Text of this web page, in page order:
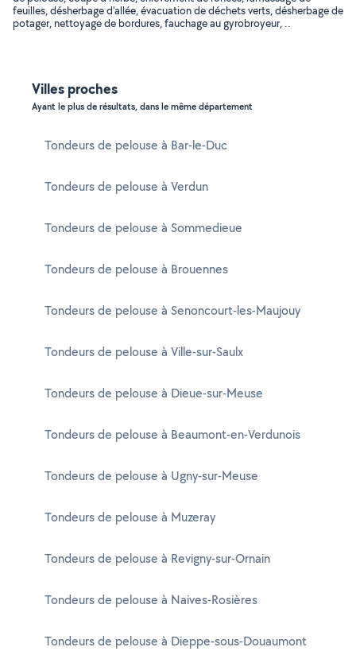
feuilles, désherbage d'allée, évacuation de déchets verts, désherbage de
potager, nettoyage de bordures, fauchage au gyrobroyeur, ..
Villes proches
Ayant le plus de résultats, dans le même département
Tondeurs de pelouse à Bar-le-Duc
Tondeurs de pelouse à Verdun
Tondeurs de pelouse à Sommedieue
Tondeurs de pelouse à Brouennes
Tondeurs de pelouse à Senoncourt-les-Maujouy
Tondeurs de pelouse à Ville-sur-Saulx
Tondeurs de pelouse à Dieue-sur-Meuse
Tondeurs de pelouse à Beaumont-en-Verdunois
Tondeurs de pelouse à Ugny-sur-Meuse
Tondeurs de pelouse à Muzeray
Tondeurs de pelouse à Revigny-sur-Ornain
Tondeurs de pelouse à Naives-Rosières
Tondeurs de pelouse à Dieppe-sous-Douaumont